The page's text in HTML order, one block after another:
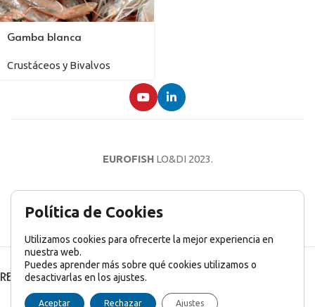
Gamba blanca
Crustáceos y Bivalvos
EUROFISHLO&DI 2023.
AVISO LEGAL POLÍTICA DE PRIVACIDAD
RECENT POSTS
Política de Cookies
Utilizamos cookies para ofrecerte la mejor experiencia en
nuestra web.
Puedes aprender más sobre qué cookies utilizamos o
desactivarlas en los ajustes.
Aceptar Rechazar Ajustes
English Inglés) Français(Francés